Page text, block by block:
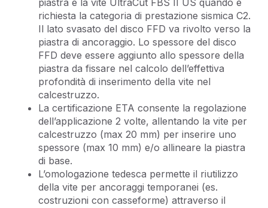
richiesta la categoria di prestazione sismica C2.
Il lato svasato del disco FFD va rivolto verso la
piastra di ancoraggio. Lo spessore del disco
FFD deve essere aggiunto allo spessore della
piastra da fissare nel calcolo dell’effettiva
profondità di inserimento della vite nel
calcestruzzo.
La certificazione ETA consente la regolazione
dell’applicazione 2 volte, allentando la vite per
calcestruzzo (max 20 mm) per inserire uno
spessore (max 10 mm) e/o allineare la piastra
di base.
L’omologazione tedesca permette il riutilizzo
della vite per ancoraggi temporanei (es.
costruzioni con casseforme) attraverso il